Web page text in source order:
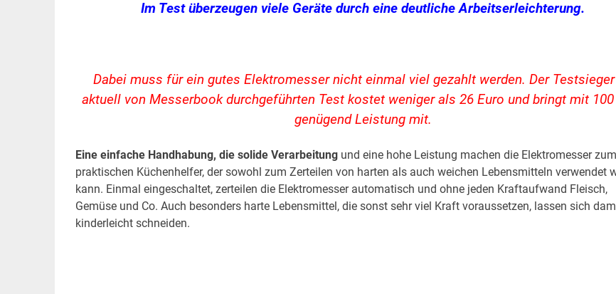
Im Test überzeugen viele Geräte durch eine deutliche Arbeitserleichterung.
Dabei muss für ein gutes Elektromesser nicht einmal viel gezahlt werden. Der
aktuell von Messerbook durchgeführten Test kostet weniger als 26 Euro und bringt mit
genügend Leistung mit.
Eine einfache Handhabung, die solide Verarbeitungund eine hohe Leistung machen die Elektromesser zum
praktischen Küchenhelfer, der sowohl zum Zerteilen von harten als auch weichen Lebensmitteln verwendet
kann. Einmal eingeschaltet, zerteilen die Elektromesser automatisch und ohne jeden Kraftaufwand Fleisch,
Gemüse und Co. Auch besonders harte Lebensmittel, die sonst sehr viel Kraft voraussetzen, lassen sich
kinderleicht schneiden.